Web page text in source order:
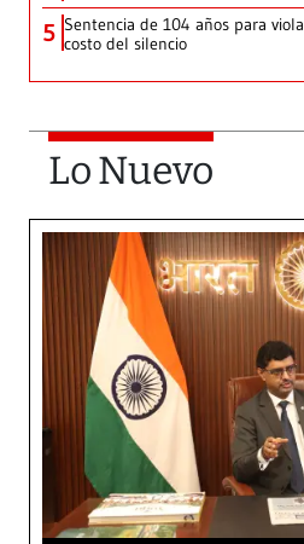
5 Sentencia de 104 años para
costo del silencio
Lo Nuevo